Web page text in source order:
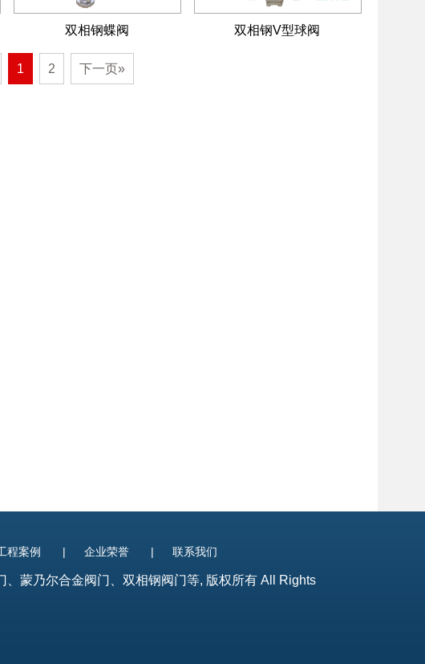
双相钢蝶阀 双相钢V型球阀
1 2 下一页»
程案例 | 企业荣誉 | 联系我们
、蒙乃尔合金阀门、双相钢阀门等, 版权所有 All Rights